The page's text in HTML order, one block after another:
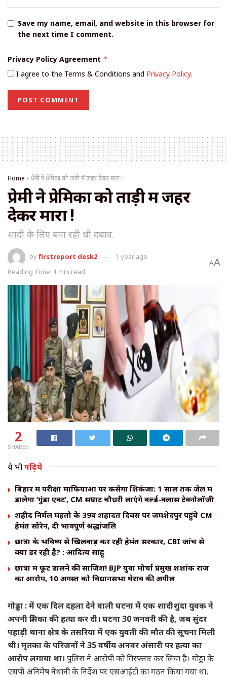
Save my name, email, and website in this browser for
the next time I comment.
Privacy Policy Agreement *
I agree to the Terms & Conditions and Privacy Policy.
Home »प्रेमी ने प्रेमिका को ताड़ी में जहर देकर मारा !
प्रेमी ने प्रेमिका को ताड़ी में जहर
देकर मारा !
शादी के लिए बना रही थी दबाव.
byfirstreport desk2
1 year ago
Reading Time: 1 min read
AA
2
SHARES
ये भीपढ़िये
बिहार में परीक्षा माफियाओं पर कसेगा शिकंजा: 1 साल तक जेल में
डालेगा ‘गुंडा एक्ट’, CM सम्राट चौधरी लाएंगे वर्ल्ड-क्लास टेक्नोलॉजी
शहीद निर्मल महतो के 39वें शहादत दिवस पर जमशेदपुर पहुंचे CM
हेमंत सोरेन, दी भावपूर्ण श्रद्धांजलि
छात्रों के भविष्य से खिलवाड़ कर रही हेमंत सरकार, CBI जांच से
क्यों डर रही है? : आदित्य साहू
छात्रों में फूट डालने की साजिश! BJP युवा मोर्चा प्रमुख शशांक राज
का आरोप, 10 अगस्त को विधानसभा घेराव की अपील
गोड्डा : में एक दिल दहला देने वाली घटना में एक शादीशुदा युवक ने
अपनी प्रेमिका की हत्या कर दी। घटना 30 जनवरी की है, जब सुंदर
पहाड़ी थाना क्षेत्र के तसरिया में एक युवती की मौत की सूचना मिली
थी। मृतका के परिजनों ने 35 वर्षीय अनवर अंसारी पर हत्या का
आरोप लगाया था। पुलिस ने आरोपी को गिरफ्तार कर लिया है। गोड्डा के
एसपी अनिमेष नेथानी के निर्देश पर एसआईटी का गठन किया गया था,